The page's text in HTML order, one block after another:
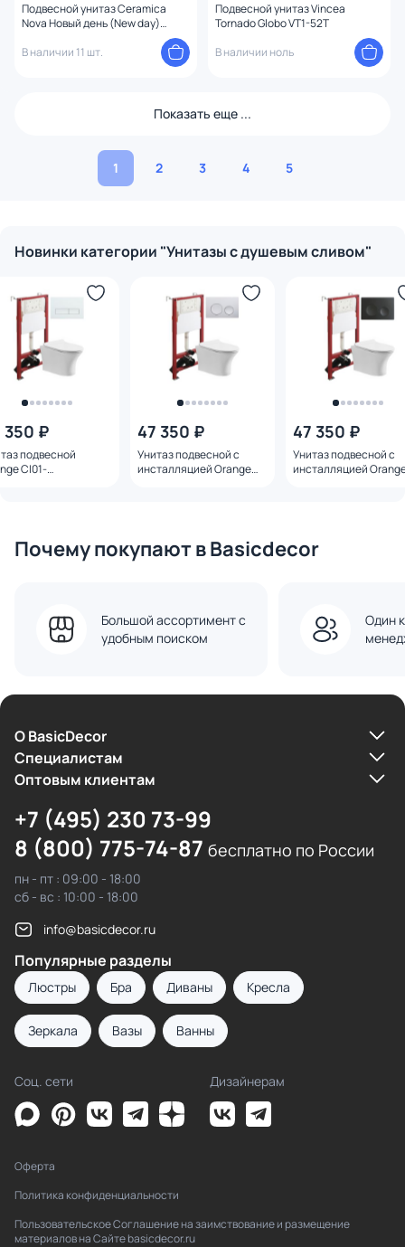
Подвесной унитаз Ceramica
Nova Новый день (New day)
Rimless CN3005 с микролифтом
В наличии 11 шт.
Подвесной унитаз Vincea
Tornado Globo VT1-52T
В наличии ноль
Показать еще ...
1 2 3 4 5
Новинки категории "Унитазы c душевым сливом"
350 ₽
подвесной
CI01-
47 350 ₽
Унитаз подвесной с
инсталляцией Orange
47 350 ₽
Унитаз подвесной с
инсталляцией
Почему покупают в Basicdecor
Большой ассортимент с
удобным поиском
Один
О BasicDecor
Cпециалистам
Оптовым клиентам
+7 (495) 230 73-99
8 (800) 775-74-87 бесплатно по России
пн - пт : 09:00 - 18:00
сб - вс : 10:00 - 18:00
info@basicdecor.ru
Популярные разделы
Люстры Бра Диваны Кресла
Зеркала Вазы Ванны
Соц. сети Дизайнерам
Оферта
Политика конфиденциальности
Пользовательское Соглашение на заимствование и размещение
материалов на Сайте basicdecor.ru